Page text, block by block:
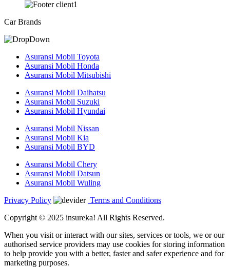
Car Brands
Asuransi Mobil Toyota
Asuransi Mobil Honda
Asuransi Mobil Mitsubishi
Asuransi Mobil Daihatsu
Asuransi Mobil Suzuki
Asuransi Mobil Hyundai
Asuransi Mobil Nissan
Asuransi Mobil Kia
Asuransi Mobil BYD
Asuransi Mobil Chery
Asuransi Mobil Datsun
Asuransi Mobil Wuling
Privacy Policy
Terms and Conditions
Copyright © 2025 insureka! All Rights Reserved.
When you visit or interact with our sites, services or tools, we or our
authorised service providers may use cookies for storing information
to help provide you with a better, faster and safer experience and for
marketing purposes.